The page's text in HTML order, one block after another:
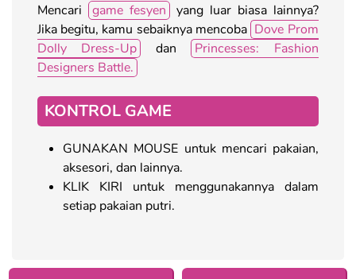
Mencari game fesyen
yang luar biasa lainnya?
Jika begitu, kamu sebaiknya mencoba Dove Prom
Dolly Dress-Up
dan
Princesses: Fashion
Designers Battle.
KONTROL GAME
GUNAKAN MOUSE untuk mencari pakaian,
aksesori, dan lainnya.
KLIK KIRI untuk menggunakannya dalam
setiap pakaian putri.